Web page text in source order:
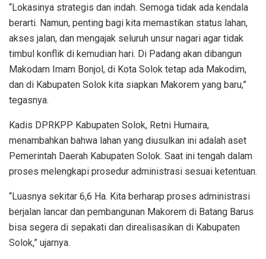
“Lokasinya strategis dan indah. Semoga tidak ada kendala
berarti. Namun, penting bagi kita memastikan status lahan,
akses jalan, dan mengajak seluruh unsur nagari agar tidak
timbul konflik di kemudian hari. Di Padang akan dibangun
Makodam Imam Bonjol, di Kota Solok tetap ada Makodim,
dan di Kabupaten Solok kita siapkan Makorem yang baru,”
tegasnya.
Kadis DPRKPP Kabupaten Solok, Retni Humaira,
menambahkan bahwa lahan yang diusulkan ini adalah aset
Pemerintah Daerah Kabupaten Solok. Saat ini tengah dalam
proses melengkapi prosedur administrasi sesuai ketentuan.
“Luasnya sekitar 6,6 Ha. Kita berharap proses administrasi
berjalan lancar dan pembangunan Makorem di Batang Barus
bisa segera di sepakati dan direalisasikan di Kabupaten
Solok,” ujarnya.